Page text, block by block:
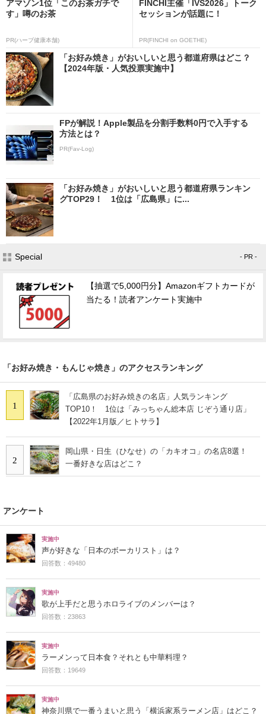
アマゾン1位「このお茶ガチで
す」噂のお茶
PR(ハーブ健康本舗)
FINCHI主催「IVS2026」トーク
セッションが話題に！
PR(FINCHI on GOETHE)
「お好み焼き」がおいしいと思う都道府県はどこ？
【2024年版・人気投票実施中】
FPが解説！Apple製品を分割手数料0円で入手する
方法とは？
PR(Fav-Log)
「お好み焼き」がおいしいと思う都道府県ランキン
グTOP29！ 1位は「広島県」に...
Special - PR -
【抽選で5,000円分】Amazonギフトカードが
当たる！読者アンケート実施中
「お好み焼き・もんじゃ焼き」のアクセスランキング
1
「広島県のお好み焼きの名店」人気ランキング
TOP10！ 1位は「みっちゃん総本店 じぞう通り店」
【2022年1月版／ヒトサラ】
2
岡山県・日生（ひなせ）の「カキオコ」の名店8選！
一番好きな店はどこ？
アンケート
実施中
声が好きな「日本のボーカリスト」は？
回答数：49480
実施中
歌が上手だと思うホロライブのメンバーは？
回答数：23863
実施中
ラーメンって日本食？それとも中華料理？
回答数：19649
実施中
神奈川県で一番うまいと思う「横浜家系ラーメン店」はどこ？